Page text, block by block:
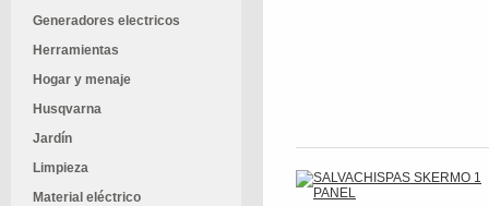
Generadores electricos
Herramientas
Hogar y menaje
Husqvarna
Jardín
Limpieza
Material eléctrico